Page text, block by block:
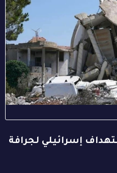
إسرائيلي لجرافة